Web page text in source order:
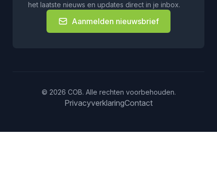
het laatste nieuws en updates direct in je inbox.
Aanmelden nieuwsbrief
© 2026 COB. Alle rechten voorbehouden.
PrivacyverklaringContact